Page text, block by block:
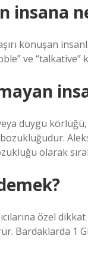
insana
konuşan
ve “talkative”
duygu
olarak
özel
Bardaklarda 1